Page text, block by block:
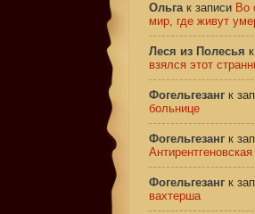
Ольгак записи Во
мир, где живут
Леся из Полесья
взялся этот
Фогельгезанг к
больнице
Фогельгезанг к
Фогельгезанг к
вахтерша